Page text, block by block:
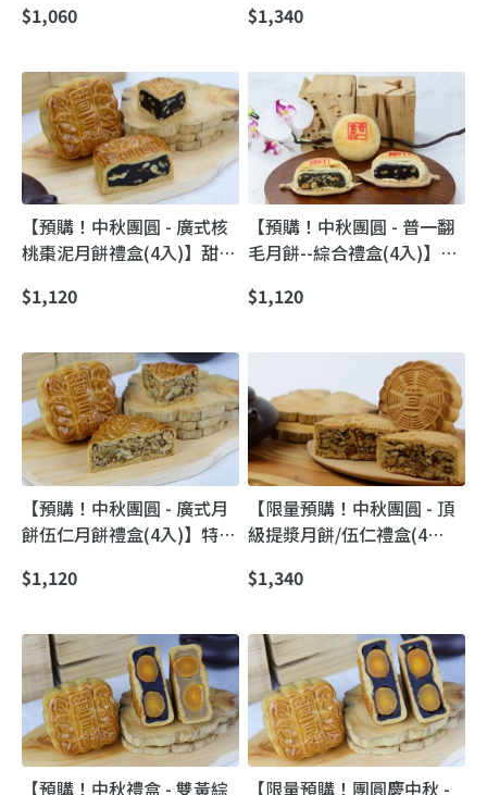
餅
$1,060
送禮最佳選擇
$1,340
【預購！中秋團圓 - 廣式核
桃棗泥月餅禮盒(4入)】甜而
雙棗紅豆核桃月餅（普一吳
$1,120
【預購！中秋團圓 - 普一翻
毛月餅--綜合禮盒(4入)】蘇
「酥到骨子裡」的中秋名品
$1,120
【預購！中秋團圓 - 廣式月
餅伍仁月餅禮盒(4入)】特選
棚的港式月餅
$1,120
【限量預購！中秋團圓 - 頂
級提漿月餅/伍仁禮盒(4
｜快要失傳的老派好味道，
$1,340
【預購！中秋禮盒 - 雙黃綜 【限量預購！團圓慶中秋 -